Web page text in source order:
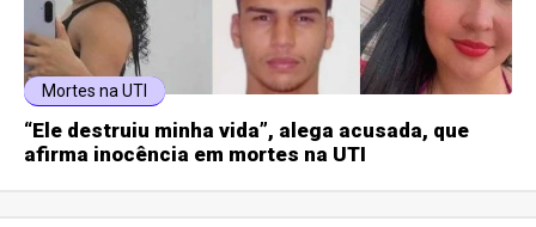
Mortes na UTI
“Ele destruiu minha vida”, alega acusada, que
afirma inocência em mortes na UTI